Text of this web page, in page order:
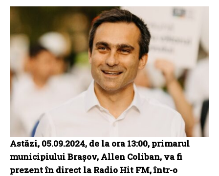
Astăzi, 05.09.2024, de la ora 13:00, primarul
municipiului Brașov, Allen Coliban, va fi
prezent în direct la Radio Hit FM, într-o